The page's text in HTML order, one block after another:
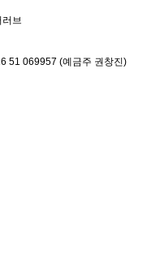
러브
51 069957 (예금주 권창진)